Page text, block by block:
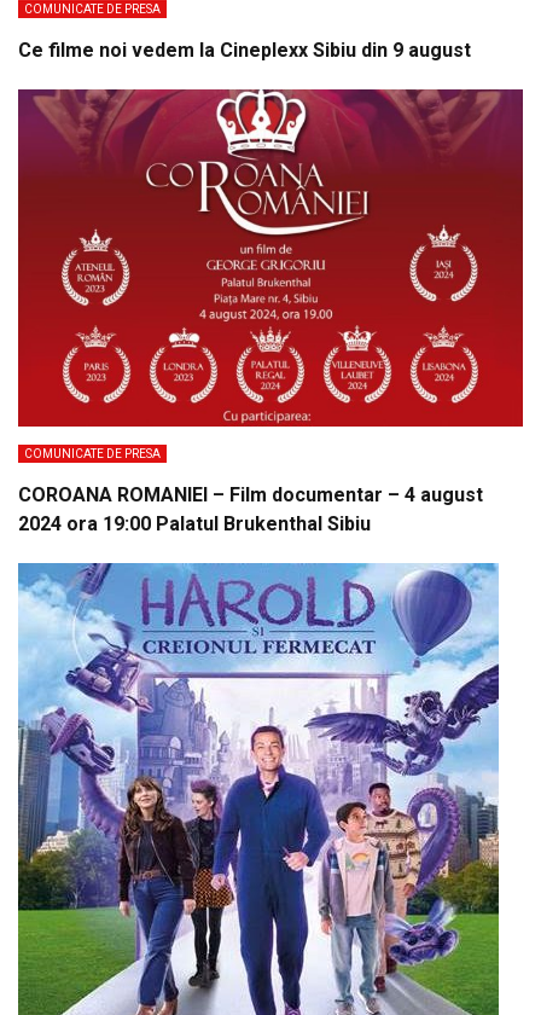
COMUNICATE DE PRESA
Ce filme noi vedem la Cineplexx Sibiu din 9 august
COMUNICATE DE PRESA
COROANA ROMANIEI – Film documentar – 4 august
2024 ora 19:00 Palatul Brukenthal Sibiu